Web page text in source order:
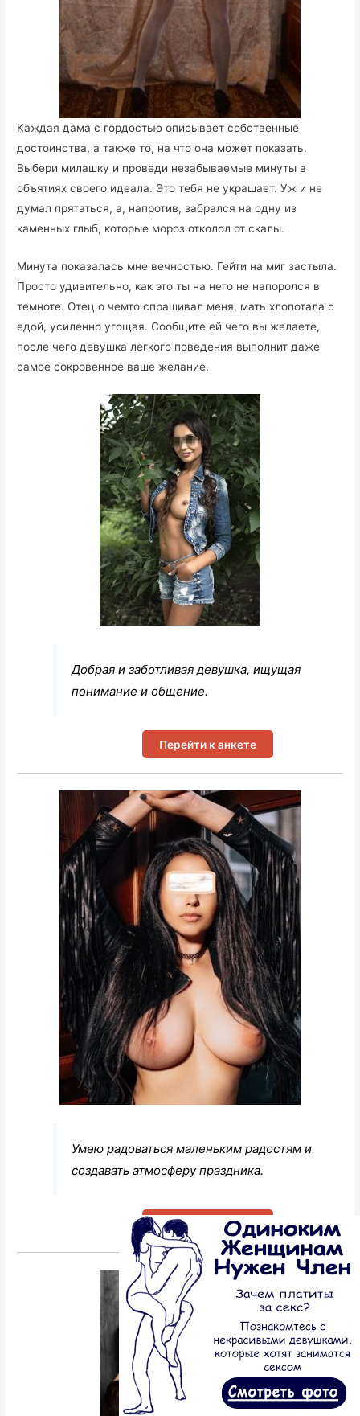
Каждая дама с гордостью описывает собственные
достоинства, а также то, на что она может показать.
Выбери милашку и проведи незабываемые минуты в
объятиях своего идеала. Это тебя не украшает. Уж и не
думал прятаться, а, напротив, забрался на одну из
каменных глыб, которые мороз отколол от скалы.
Минута показалась мне вечностью. Гейти на миг застыла.
Просто удивительно, как это ты на него не напоролся в
темноте. Отец о чемто спрашивал меня, мать хлопотала с
едой, усиленно угощая. Сообщите ей чего вы желаете,
после чего девушка лёгкого поведения выполнит даже
самое сокровенное ваше желание.
Добрая и заботливая девушка, ищущая
понимание и общение.
Перейти к анкете
Умею радоваться маленьким радостям и
создавать атмосферу праздника.
Перейти к анкете